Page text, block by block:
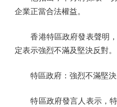
企業正當合法權益。
香港特區政府發表聲明，
定表示強烈不滿及堅決反對。
特區政府：強烈不滿堅決
特區政府發言人表示，特